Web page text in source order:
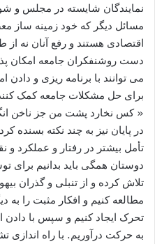
نمایندگان شایسته در مجلس و
مسائل دیگر که خود زمینه ساز
اقتصادی هستند و رفع آنان نه
دست روشنفکران جامعه امکان
می توانند با برنامه ریزی و
برای حل مشکلات جامعه کمک کنند
« کس نخارد پشت من جز ناخن
در پایان نیز به چند نکته بسنده
تأمل بیشتر در رفتار و
دوستان همگی باید بدانیم برای
تلاش کرده و از تنبلی و گذران
مطالعه کنیم و افکار مثبت را به
تحرک ایجاد کنیم و سپس با دادن
به حرکت درآوریم. با راه